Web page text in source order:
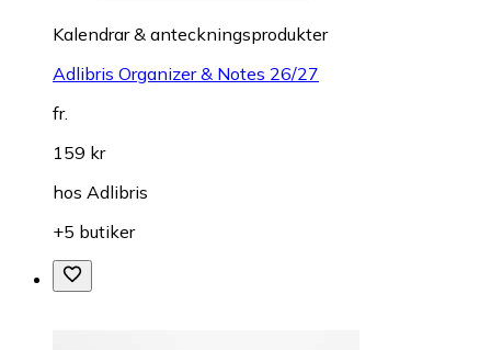
Kalendrar & anteckningsprodukter
Adlibris Organizer & Notes 26/27
fr.
159 kr
hos Adlibris
+5 butiker